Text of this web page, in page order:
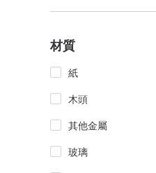
材質
紙
木頭
其他金屬
玻璃